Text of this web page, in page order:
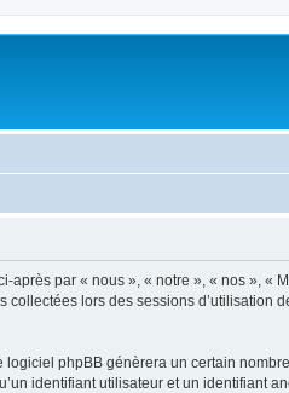
par « nous », « notre », « nos », «
lors des sessions d’utilisation
phpBB génèrera un certain
identifiant utilisateur et un identifiant